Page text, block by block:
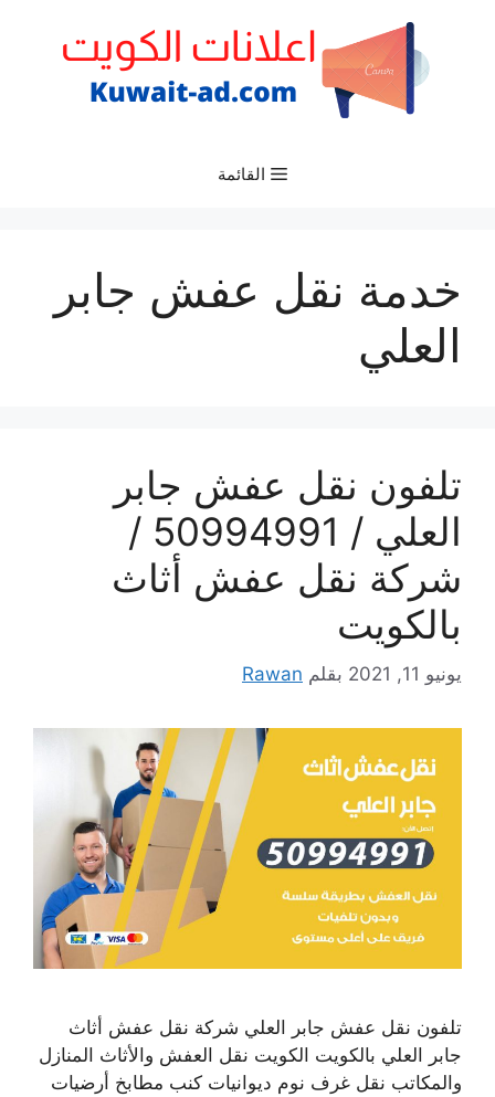
القائمة
خدمة نقل عفش جابر
العلي
تلفون نقل عفش جابر
العلي / 50994991 /
شركة نقل عفش أثاث
بالكويت
يونيو 11, 2021 بقلم Rawan
تلفون نقل عفش جابر العلي شركة نقل عفش أثاث
جابر العلي بالكويت الكويت نقل العفش والأثاث المنازل
والمكاتب نقل غرف نوم ديوانيات كنب مطابخ أرضيات